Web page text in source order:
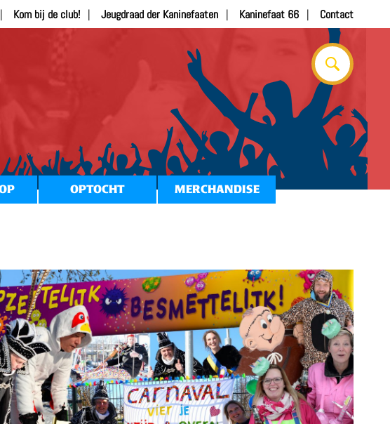
Kom bij de club! Jeugdraad der Kaninefaaten Kaninefaat 66 Contact
OPTOCHT MERCHANDISE